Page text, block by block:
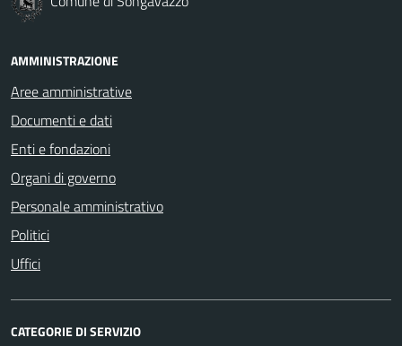
AMMINISTRAZIONE
Aree amministrative
Documenti e dati
Enti e fondazioni
Organi di governo
Personale amministrativo
Politici
Uffici
CATEGORIE DI SERVIZIO